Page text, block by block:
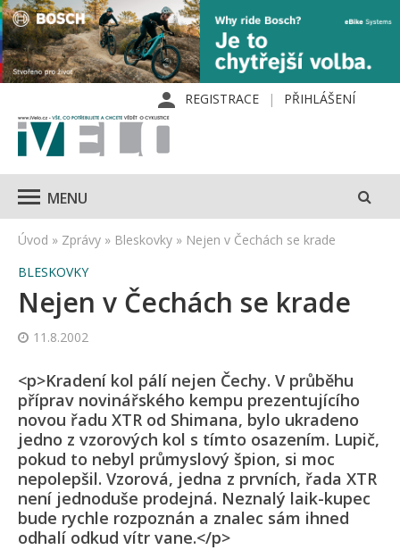
REGISTRACE PŘIHLÁŠENÍ
MENU
Úvod » Zprávy » Bleskovky » Nejen v Čechách se krade
BLESKOVKY
Nejen v Čechách se krade
11.8.2002
<p>Kradení kol pálí nejen Čechy. V průběhu
příprav novinářského kempu prezentujícího
novou řadu XTR od Shimana, bylo ukradeno
jedno z vzorových kol s tímto osazením. Lupič,
pokud to nebyl průmyslový špion, si moc
nepolepšil. Vzorová, jedna z prvních, řada XTR
není jednoduše prodejná. Neznalý laik-kupec
bude rychle rozpoznán a znalec sám ihned
odhalí odkud vítr vane.</p>